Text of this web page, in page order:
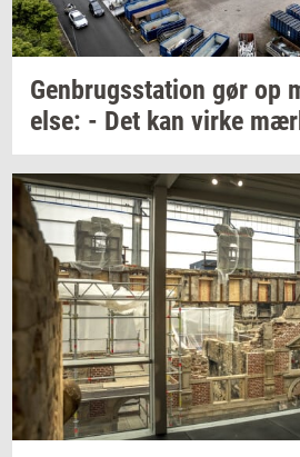
Gen­brugs­sta­tion gør op
el­se: - Det kan virke